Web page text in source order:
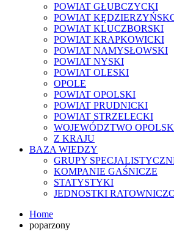
POWIAT GŁUBCZYCKI
POWIAT
POWIAT KLUCZBORSKI
POWIAT KRAPKOWICKI
POWIAT NAMYSŁOWSKI
POWIAT NYSKI
POWIAT OLESKI
OPOLE
POWIAT OPOLSKI
POWIAT PRUDNICKI
POWIAT STRZELECKI
WOJEWÓDZTWO
Z KRAJU
BAZA WIEDZY
GRUPY
KOMPANIE GAŚNICZE
STATYSTYKI
JEDNOSTKI
Home
poparzony